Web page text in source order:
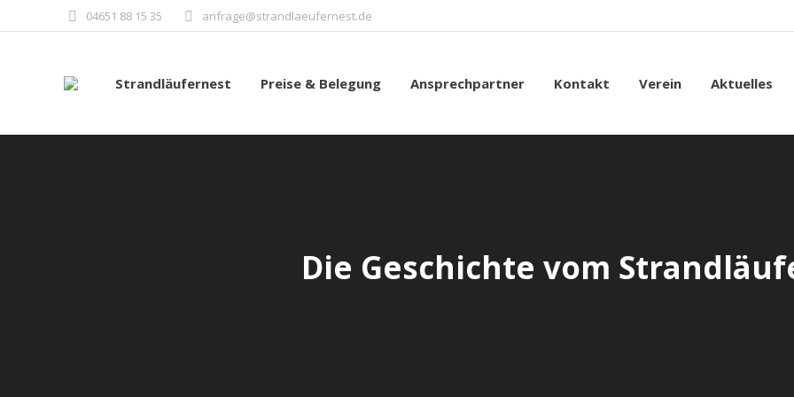
04651 88 15 35 anfrage@strandlaeufernest.de
Strandläufernest Preise & Belegung Ansprechpartner Kontakt Verein Aktuelles
Die Geschichte vom